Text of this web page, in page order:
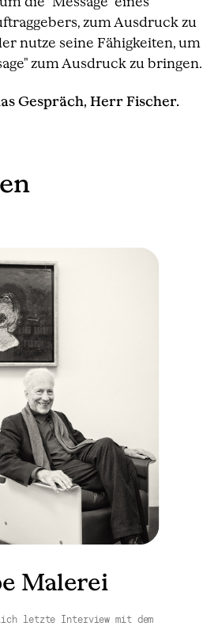
zum Ausdruck zu
nutze seine Fähigkeiten, um
zum Ausdruck zu bringen.
Gespräch, Herr Fischer.
Malerei
letzte Interview mit dem